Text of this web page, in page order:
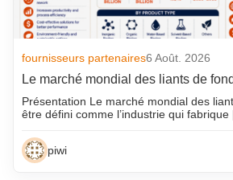
fournisseurs partenaires6 Août. 2026
Le marché mondial des liants de
Présentation Le marché mondial des
être défini comme l’industrie qui
piwi